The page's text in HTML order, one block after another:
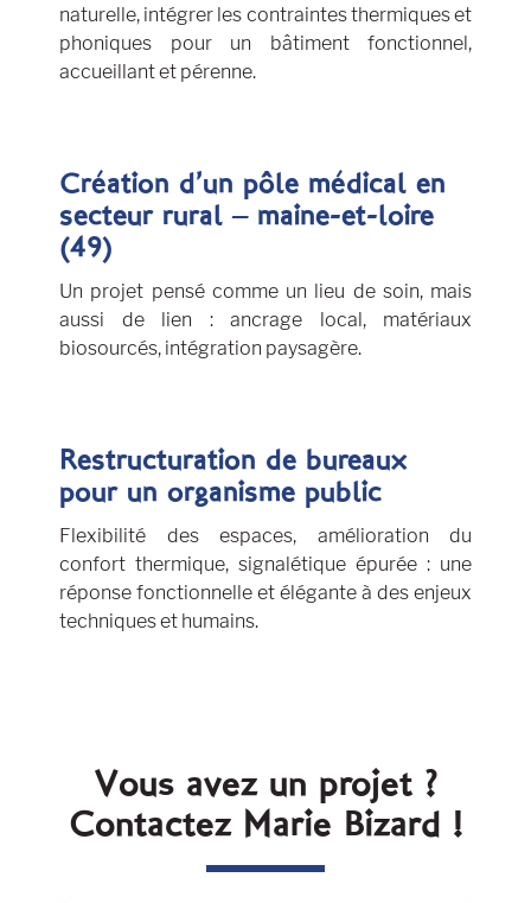
naturelle, intégrer les contraintes thermiques et
phoniques pour un bâtiment fonctionnel,
accueillant et pérenne.
Création d’un pôle médical en
secteur rural – maine-et-loire
(49)
Un projet pensé comme un lieu de soin, mais
aussi de lien : ancrage local, matériaux
biosourcés, intégration paysagère.
Restructuration de bureaux
pour un organisme public
Flexibilité des espaces, amélioration du
confort thermique, signalétique épurée : une
réponse fonctionnelle et élégante à des enjeux
techniques et humains.
Vous avez un projet ?
Contactez Marie Bizard !